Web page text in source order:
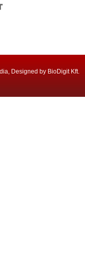
Designed by BioDigit Kft.